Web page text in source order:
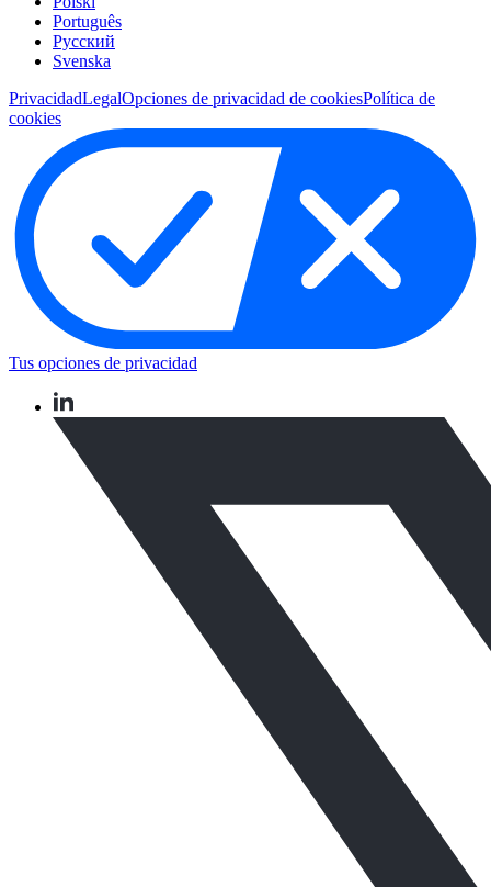
Português
Pусский
Svenska
PrivacidadLegalOpciones de privacidad de cookiesPolítica de
cookies
Tus opciones de privacidad